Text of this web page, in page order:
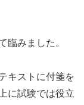
臨みました。
キストに付箋を
に試験では役立